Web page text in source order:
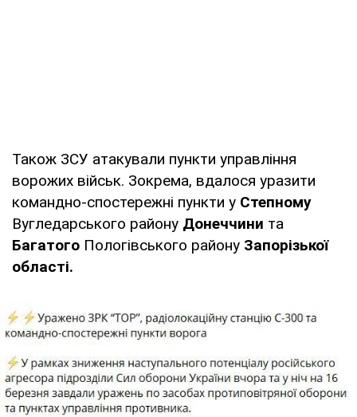
Також ЗСУ атакували пункти управління
ворожих військ. Зокрема, вдалося уразити
командно-спостережні пункти у Степному
Вугледарського району Донеччини та
Багатого Пологівського району Запорізької
області.